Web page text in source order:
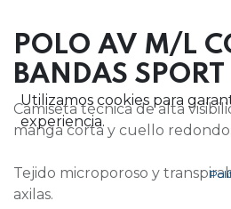
POLO AV M/L
BANDAS SPORT
Camiseta técnica de alta
manga corta y cuello redondo.
Tejido microporoso y
axilas.
Utilizamos cookies para
experiencia.